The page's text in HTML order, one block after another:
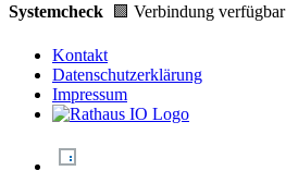
Systemcheck 🟩 Verbindung verfügbar
Kontakt
Datenschutzerklärung
Impressum